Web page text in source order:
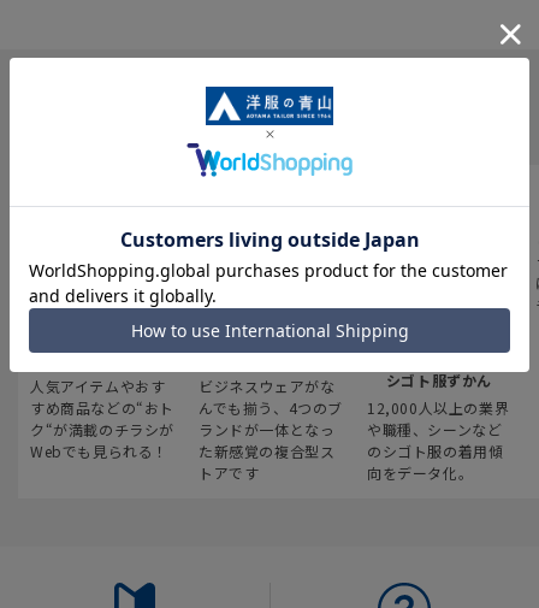
INFORMATION
最新のお買い得情報
人気アイテムやおす
すめ商品などの“おト
ク“が満載のチラシが
Webでも見られる！
スーツスクエア
ビジネスウェアがな
んでも揃う、4つのブ
ランドが一体となっ
た新感覚の複合型ス
トアです
みんなの
シゴト服ずかん
12,000人以上の業界
や職種、シーンなど
のシゴト服の着用傾
向をデータ化。